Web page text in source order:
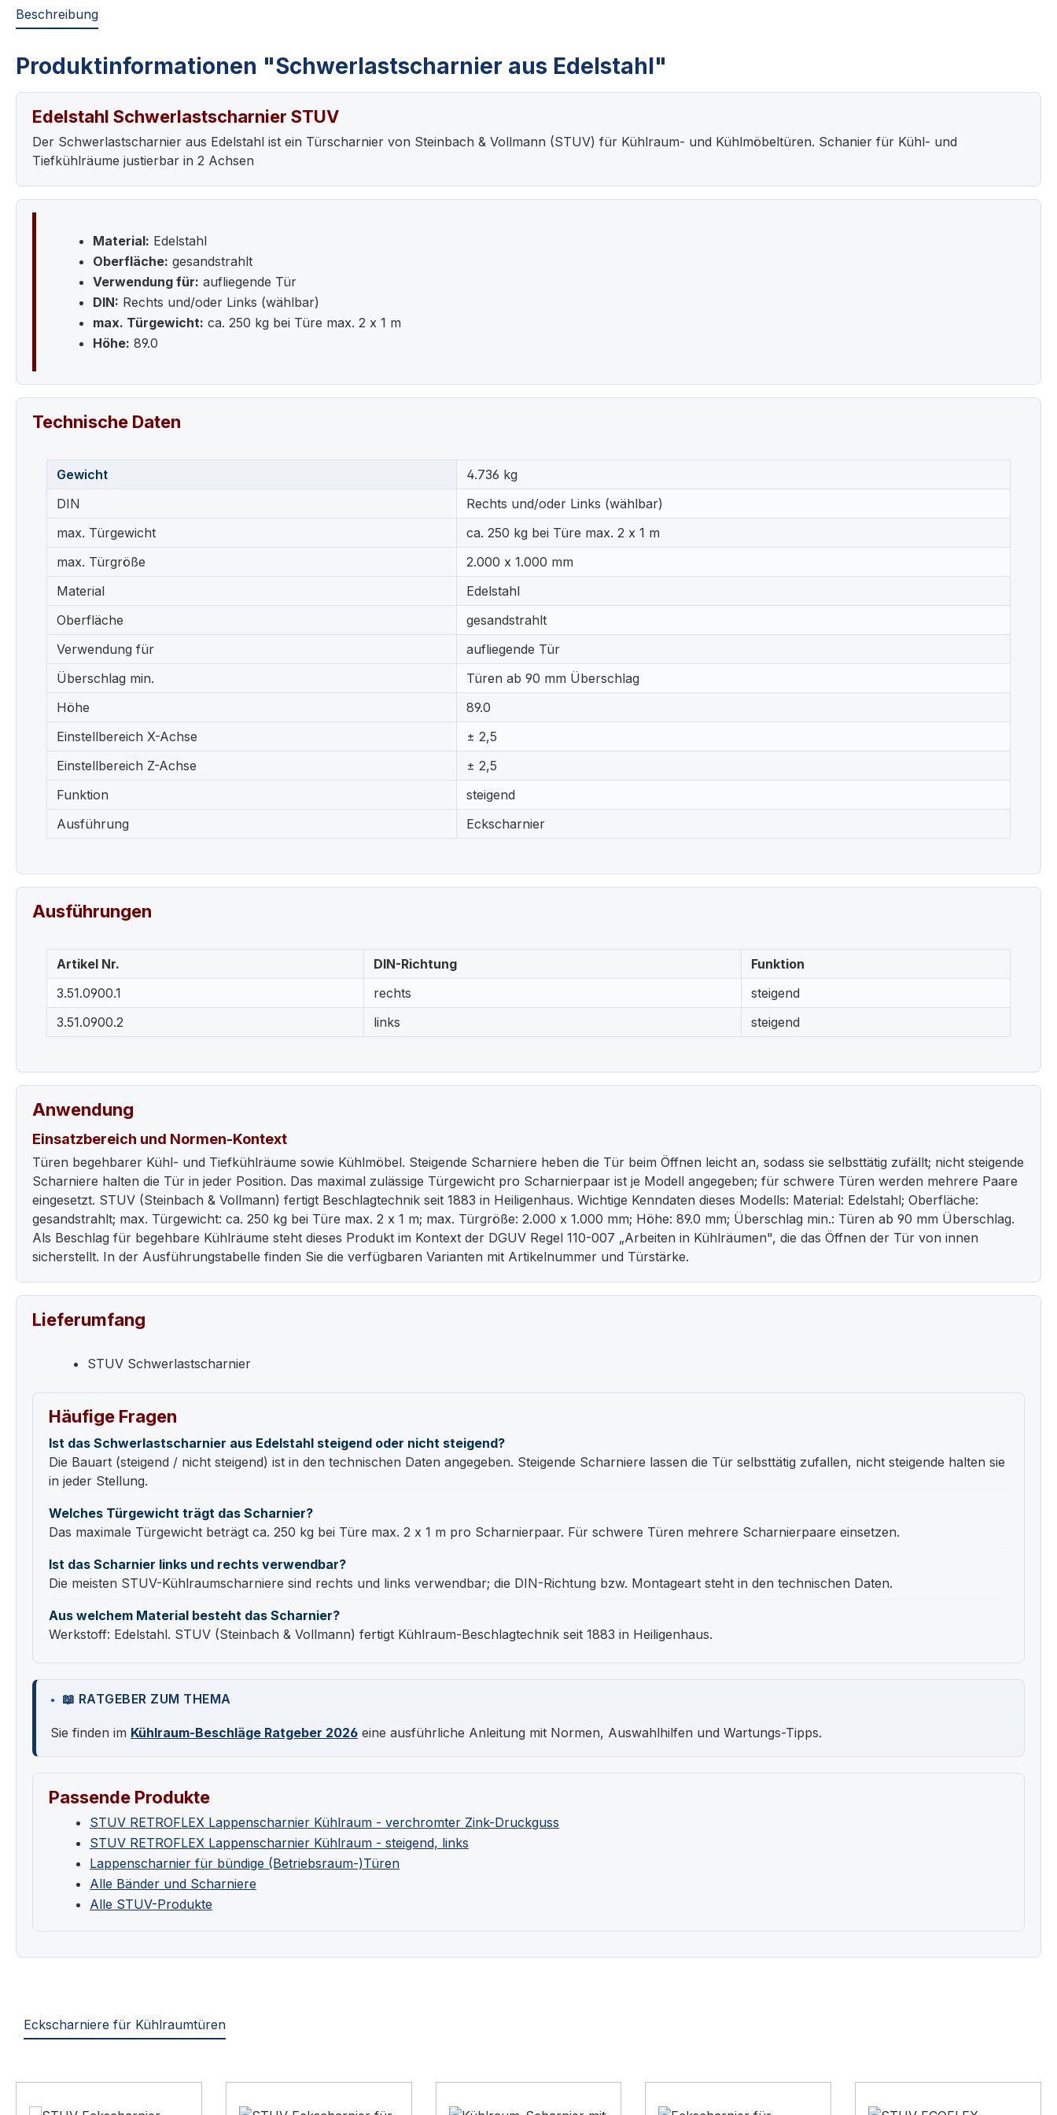
Beschreibung
Produktinformationen "Schwerlastscharnier aus Edelstahl"
Edelstahl Schwerlastscharnier STUV
Der Schwerlastscharnier aus Edelstahl ist ein Türscharnier von Steinbach & Vollmann (STUV) für Kühlraum- und Kühlmöbeltüren. Schanier für Kühl- und
Tiefkühlräume justierbar in 2 Achsen
Material: Edelstahl
Oberfläche: gesandstrahlt
Verwendung für: aufliegende Tür
DIN: Rechts und/oder Links (wählbar)
max. Türgewicht: ca. 250 kg bei Türe max. 2 x 1 m
Höhe: 89.0
Technische Daten
Gewicht
4.736 kg
DIN
Rechts und/oder Links (wählbar)
max. Türgewicht
ca. 250 kg bei Türe max. 2 x 1 m
max. Türgröße
2.000 x 1.000 mm
Material
Edelstahl
Oberfläche
gesandstrahlt
Verwendung für
aufliegende Tür
Überschlag min.
Türen ab 90 mm Überschlag
Höhe
89.0
Einstellbereich X-Achse
± 2,5
Einstellbereich Z-Achse
± 2,5
Funktion
steigend
Ausführung
Eckscharnier
Ausführungen
Artikel Nr. DIN-Richtung
Funktion
3.51.0900.1
rechts
steigend
3.51.0900.2
links steigend
Anwendung
Einsatzbereich und Normen-Kontext
Türen begehbarer Kühl- und Tiefkühlräume sowie Kühlmöbel. Steigende Scharniere heben die Tür beim Öffnen leicht an, sodass sie selbsttätig zufällt; nicht steigende
Scharniere halten die Tür in jeder Position. Das maximal zulässige Türgewicht pro Scharnierpaar ist je Modell angegeben; für schwere Türen werden mehrere Paare
eingesetzt. STUV (Steinbach & Vollmann) fertigt Beschlagtechnik seit 1883 in Heiligenhaus. Wichtige Kenndaten dieses Modells: Material: Edelstahl; Oberfläche:
gesandstrahlt; max. Türgewicht: ca. 250 kg bei Türe max. 2 x 1 m; max. Türgröße: 2.000 x 1.000 mm; Höhe: 89.0 mm; Überschlag min.: Türen ab 90 mm Überschlag.
Als Beschlag für begehbare Kühlräume steht dieses Produkt im Kontext der DGUV Regel 110-007 „Arbeiten in Kühlräumen", die das Öffnen der Tür von innen
sicherstellt. In der Ausführungstabelle finden Sie die verfügbaren Varianten mit Artikelnummer und Türstärke.
Lieferumfang
STUV Schwerlastscharnier
Häufige Fragen
Ist das Schwerlastscharnier aus Edelstahl steigend oder nicht steigend?
Die Bauart (steigend / nicht steigend) ist in den technischen Daten angegeben. Steigende Scharniere lassen die Tür selbsttätig zufallen, nicht steigende halten sie
in jeder Stellung.
Welches Türgewicht trägt das Scharnier?
Das maximale Türgewicht beträgt ca. 250 kg bei Türe max. 2 x 1 m pro Scharnierpaar. Für schwere Türen mehrere Scharnierpaare einsetzen.
Ist das Scharnier links und rechts verwendbar?
Die meisten STUV-Kühlraumscharniere sind rechts und links verwendbar; die DIN-Richtung bzw. Montageart steht in den technischen Daten.
Aus welchem Material besteht das Scharnier?
Werkstoff: Edelstahl. STUV (Steinbach & Vollmann) fertigt Kühlraum-Beschlagtechnik seit 1883 in Heiligenhaus.
📖 RATGEBER ZUM THEMA
Sie finden im Kühlraum-Beschläge Ratgeber 2026 eine ausführliche Anleitung mit Normen, Auswahlhilfen und Wartungs-Tipps.
Passende Produkte
STUV RETROFLEX Lappenscharnier Kühlraum - verchromter Zink-Druckguss
STUV RETROFLEX Lappenscharnier Kühlraum - steigend, links
Lappenscharnier für bündige (Betriebsraum-)Türen
Alle Bänder und Scharniere
Alle STUV-Produkte
Eckscharniere für Kühlraumtüren